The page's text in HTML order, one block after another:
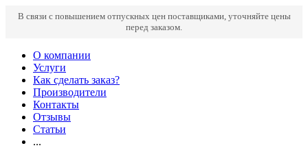
В связи с повышением отпускных цен поставщиками, уточняйте цены
перед заказом.
О компании
Услуги
Как сделать заказ?
Производители
Контакты
Отзывы
Статьи
...